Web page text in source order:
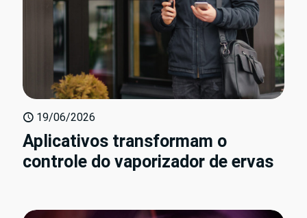
19/06/2026
Aplicativos transformam o
controle do vaporizador de ervas